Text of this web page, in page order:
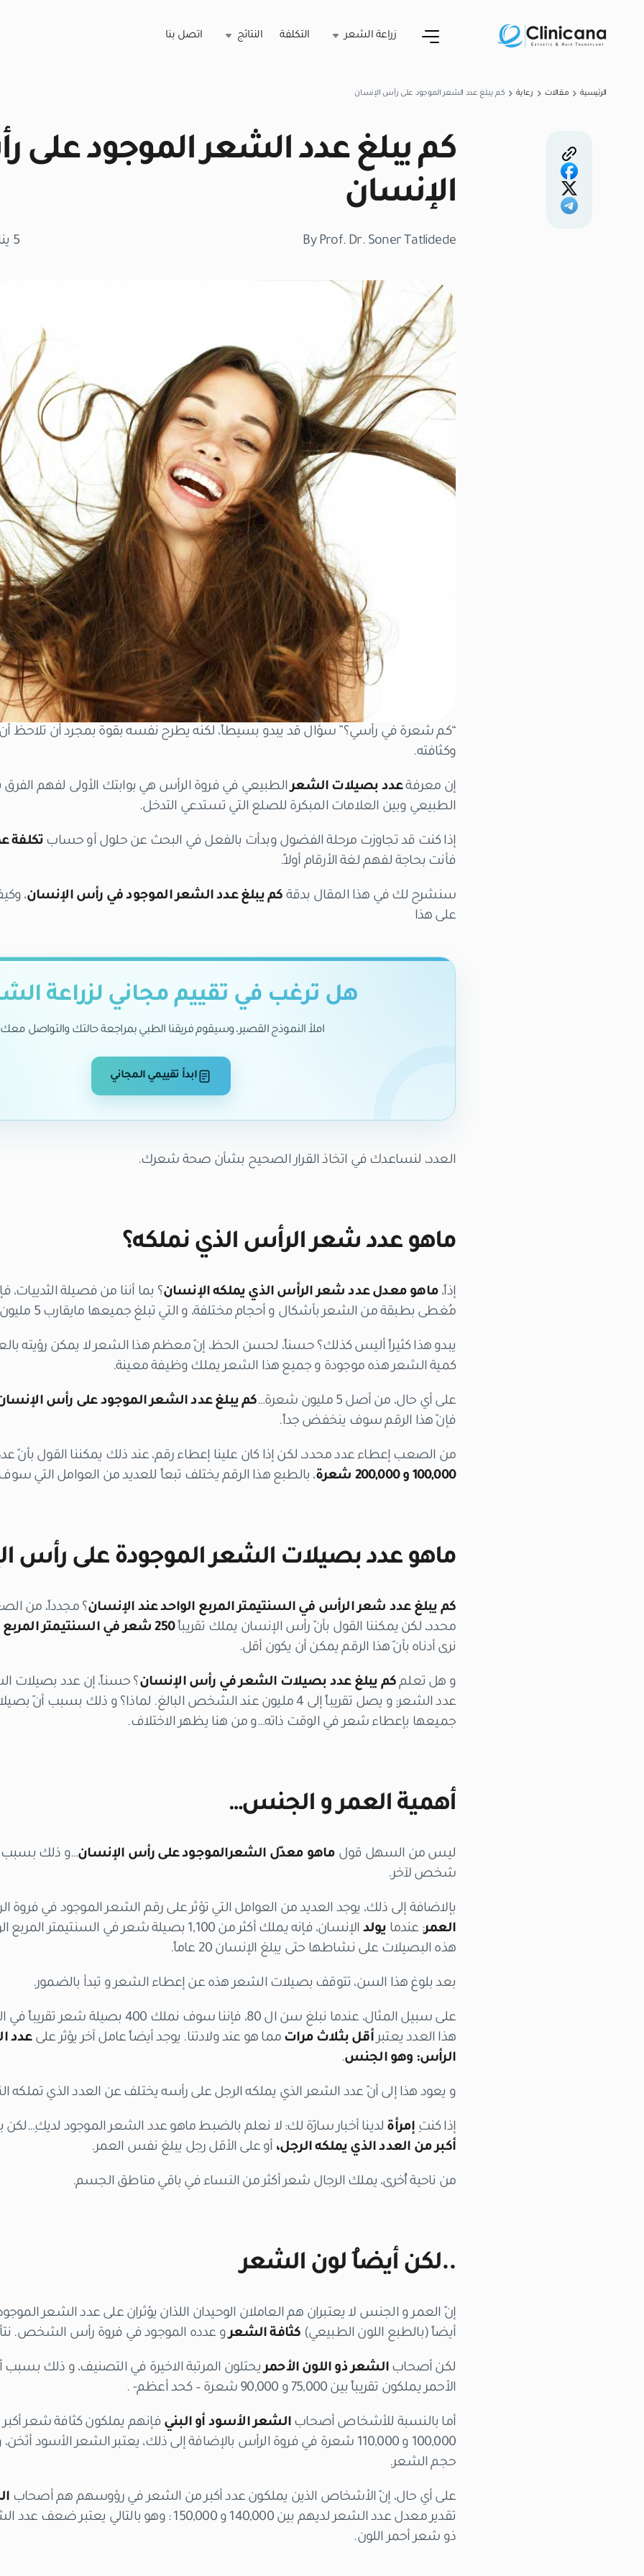
زراعة الشعر التكلفة النتائج اتصل بنا
الرئيسية مقالات رعاية كم يبلغ عدد الشعر الموجود على رأس الإنسان
كم يبلغ عدد الشعر الموجود على
الإنسان
By Prof. Dr. Soner Tatlidede 5 يناير 2026
“كم شعرة في رأسي؟” سؤال قد يبدو بسيطاً، لكنه يطرح نفسه بقوة بمجرد أن تلاحظ
وكثافته.
إن معرفةعدد بصيلات الشعرالطبيعي في فروة الرأس هي بوابتك الأولى لفهم الفرق
الطبيعي وبين العلامات المبكرة للصلع التي تستدعي التدخل.
إذا كنت قد تجاوزت مرحلة الفضول وبدأت بالفعل في البحث عن حلول أو حساب تكلفة
فأنت بحاجة لفهم لغة الأرقام أولاً.
سنشرح لك في هذا المقال بدقة كم يبلغ عدد الشعر الموجود في رأس الإنسان،
على هذا
هل ترغب في تقييم مجاني لزراعة
املأ النموذج القصير، وسيقوم فريقنا الطبي بمراجعة حالتك والتواصل
ابدأ تقييمي المجاني
العدد، لنساعدك في اتخاذ القرار الصحيح بشأن صحة شعرك.
ماهو عدد شعر الرأس الذي نملكه؟
إذاً، ماهو معدل عدد شعر الرأس الذي يملكه الإنسان؟ بما أننا من فصيلة الثدييات،
مُغطى بطبقة من الشعر بأشكال و أحجام مختلفة، و التي تبلغ جميعها مايقارب 5 مليون شعرة…
يبدو هذا كثيراً أليس كذلك؟ حسناً، لحسن الحظ، إنّ معظم هذا الشعر لا يمكن رؤيته
كمية الشعر هذه موجودة و جميع هذا الشعر يملك وظيفة معينة.
على أي حال، من أصل 5 مليون شعرة…
كم يبلغ عدد الشعر الموجود على رأس
فإنّ هذا الرقم سوف ينخفض جداً.
من الصعب إعطاء عدد محدد، لكن إذا كان علينا إعطاء رقم، عند ذلك يمكننا القول بأنّ
100,000 و 200,000 شعرة
، بالطبع هذا الرقم يختلف تبعاً للعديد من العوامل التي سوف
ماهو عدد بصيلات الشعر الموجودة على رأس
كم يبلغ عدد شعر الرأس في السنتيمتر المربع الواحد عند الإنسان؟ مجدداً، من
محدد، لكن يمكننا القول بأنّ رأس الإنسان يملك تقريباً250 شعر في السنتيمتر المربع الوحد
نرى أدناه بأنّ هذا الرقم يمكن أن يكون أقل.
و هل تعلم كم يبلغ عدد بصيلات الشعر في رأس الإنسان ؟ حسناً، إن عدد بصيلات
عدد الشعر: و يصل تقريباً إلى 4 مليون عند الشخص البالغ. لماذا؟ و ذلك بسبب
جميعها بإعطاء شعر في الوقت ذاته…و من هنا يظهر الاختلاف.
أهمية العمر و الجنس…
ليس من السهل قول ماهو معدّل الشعرالموجود على رأس الإنسان…و ذلك بسبب
شخص لآخر.
بإلاضافة إلى ذلك، يوجد العديد من العوامل التي تؤثر على رقم الشعر الموجود في فروة
العمر: عندما يولد
الإنسان، فإنه يملك أكثر من 1,100 بصيلة شعر في
هذه البصيلات على نشاطها حتى يبلغ الإنسان 20 عاماً.
بعد بلوغ هذا السن، تتوقف بصيلات الشعر هذه عن إعطاء الشعر و تبدأ بالضمور.
على سبيل المثال، عندما نبلغ سن ال 80، فإننا سوف
هذا العدد يعتبرأقل بثلاث مرات مما هو عند ولادتنا. يوجد أيضاً عامل آخر يؤثر علىعدد
الرأس: وهو الجنس.
و يعود هذا إلى أنّ عدد الشعر الذي يملكه الرجل على رأسه يختلف عن العدد الذي تملكه
إذا كنتِ إمرأة لدينا أخبار سارّة لك: لا نعلم بالضبط ماهو عدد الشعر الموجود لديكِ…لكن
أكبر من العدد الذي يملكه الرجل، أو على الأقل رجل يبلغ نفس العمر.
من ناحية أُخرى، يملك الرجال شعر أكثر من النساء في باقي مناطق الجسم.
..لكن أيضاُ لون الشعر
إنّ العمر و الجنس لا يعتبران هم العاملان الوحيدان اللذان يؤثران على عدد الشعر
أيضاً (بالطبع اللون الطبيعي) كثافة الشعرو عدده الموجود في فروة رأس الشخص.
لكن أصحاب الشعر ذو اللون الأحمريحتلون المرتبة الاخيرة في التصنيف، و ذلك
الأحمر يملكون تقريباً بين 75,000 و 90,000 شعرة – كحد أعظم- .
أما بالنسبة للأشخاص أصحاب الشعر الأسود أو البني فإنهم يملكون كثافة شعر أكبر
100,000 و 110,000 شعرة في فروة الرأس بالإضافة إلى ذلك، يعتبر الشعر الأسود
حجم الشعر.
على أي حال، إنّ الأشخاص الذين يملكون عدد أكبر من الشعر في رؤوسهم هم أصحاب
تقدير معدل عدد الشعر لديهم بين 140,000 و 150,000 : وهو
ذو شعر أحمر اللون.